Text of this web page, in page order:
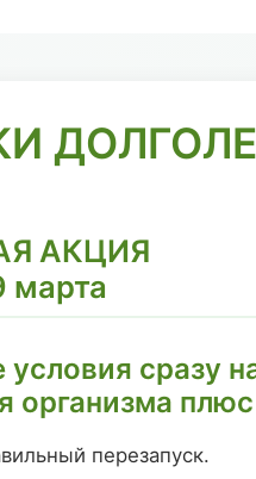
АКЦИЯ
марта
сразу
организма
перезапуск.